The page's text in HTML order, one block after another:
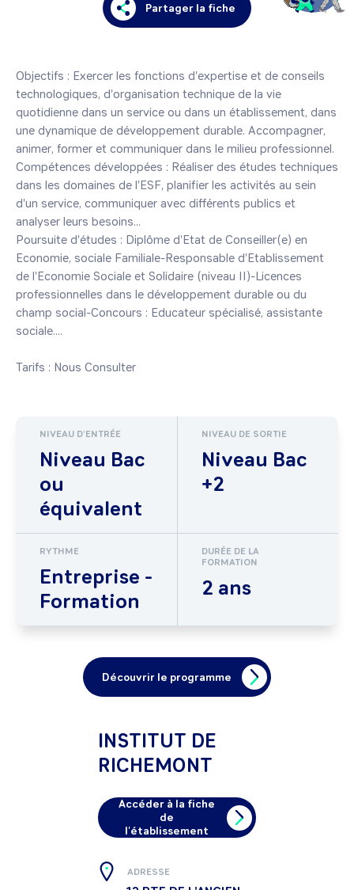
Partager la fiche
Objectifs : Exercer les fonctions d'expertise et de conseils
technologiques, d'organisation technique de la vie
quotidienne dans un service ou dans un établissement, dans
une dynamique de développement durable. Accompagner,
animer, former et communiquer dans le milieu professionnel.
Compétences développées : Réaliser des études techniques
dans les domaines de l'ESF, planifier les activités au sein
d'un service, communiquer avec différents publics et
analyser leurs besoins...
Poursuite d'études : Diplôme d'Etat de Conseiller(e) en
Economie, sociale Familiale-Responsable d'Etablissement
de l'Economie Sociale et Solidaire (niveau II)-Licences
professionnelles dans le développement durable ou du
champ social-Concours : Educateur spécialisé, assistante
sociale....
Tarifs : Nous Consulter
NIVEAU D'ENTRÉE
Niveau Bac
ou
équivalent
NIVEAU DE SORTIE
Niveau Bac
+2
RYTHME
Entreprise -
Formation
DURÉE DE LA
FORMATION
2 ans
Découvrir le programme
INSTITUT DE
RICHEMONT
Accéder à la fiche
de
l'établissement
ADRESSE